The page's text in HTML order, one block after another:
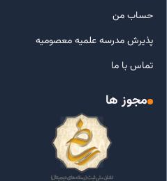
حساب من
پذیرش مدرسه علمیه معصومیه
تماس با ما
مجوز ها